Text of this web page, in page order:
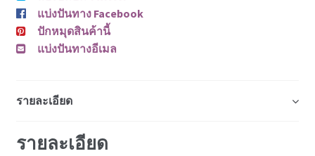
แบ่งปันทาง Facebook
ปักหมุดสินค้านี้
แบ่งปันทางอีเมล
รายละเอียด
รายละเอียด